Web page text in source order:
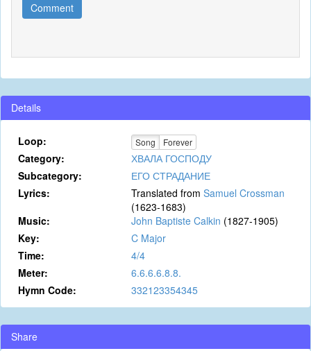
Comment
Details
Loop: Song Forever
Category:
ХВАЛА ГОСПОДУ
Subcategory:
ЕГО СТРАДАНИЕ
Lyrics:
Translated from Samuel Crossman
(1623-1683)
Music:
John Baptiste Calkin (1827-1905)
Key:
C Major
Time:
4/4
Meter:
6.6.6.6.8.8.
Hymn Code:
332123354345
Share